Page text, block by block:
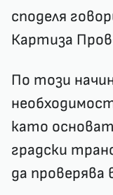
споделя
Картиза
По този
като
градски
да проверява